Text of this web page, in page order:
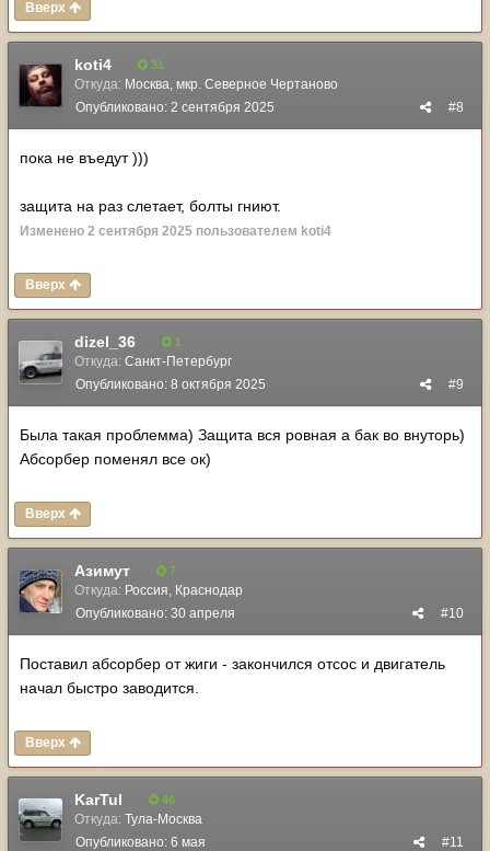
Вверх
koti4 31
Откуда: Москва, мкр. Северное Чертаново
#8
Опубликовано: 2 сентября 2025
пока не въедут )))
защита на раз слетает, болты гниют.
Изменено 2 сентября 2025 пользователем koti4
Вверх
dizel_36 1
Откуда: Санкт-Петербург
#9
Опубликовано: 8 октября 2025
Была такая проблемма) Защита вся ровная а бак во внуторь)
Абсорбер поменял все ок)
Вверх
Азимут 7
Откуда: Россия, Краснодар
#10
Опубликовано: 30 апреля
Поставил абсорбер от жиги - закончился отсос и двигатель
начал быстро заводится.
Вверх
KarTul 46
Откуда: Тула-Москва
#11
Опубликовано: 6 мая